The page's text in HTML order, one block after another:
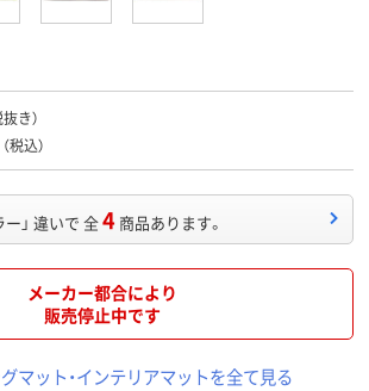
抜き）
（税込）
ー」 違いで 全4 商品あります。
メーカー都合により
販売停止中です
マット・インテリアマットを全て見る